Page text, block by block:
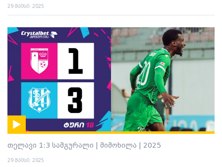
29 მაისი. 2025
თელავი 1:3 სამგურალი | მიმოხილა | 2025
29 მაისი. 2025